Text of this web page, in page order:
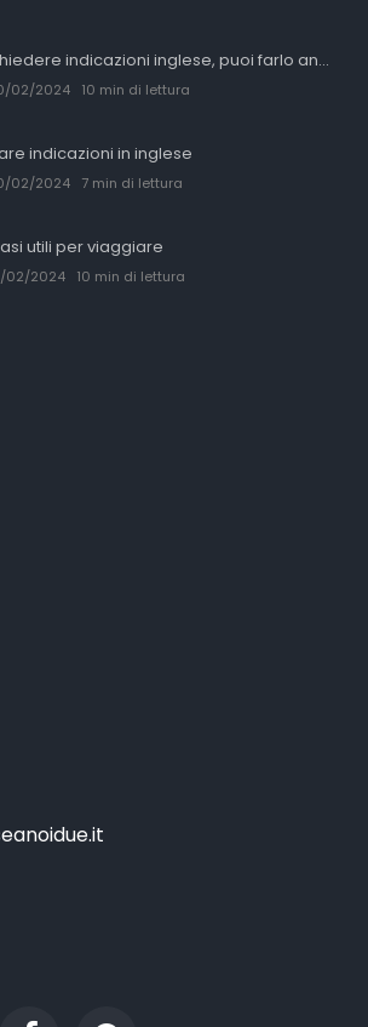
indicazioni inglese, puoi farlo an...
02/2024 10 min di lettura
indicazioni in inglese
02/2024 7 min di lettura
utili per viaggiare
02/2024 10 min di lettura